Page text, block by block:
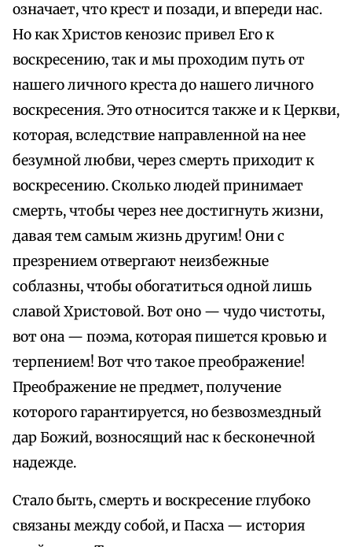
означает, что крест и позади, и впереди нас.
Но как Христов кенозис привел Его к
воскресению, так и мы проходим путь от
нашего личного креста до нашего личного
воскресения. Это относится также и к Церкви,
которая, вследствие направленной на нее
безумной любви, через смерть приходит к
воскресению. Сколько людей принимает
смерть, чтобы через нее достигнуть жизни,
давая тем самым жизнь другим! Они с
презрением отвергают неизбежные
соблазны, чтобы обогатиться одной лишь
славой Христовой. Вот оно — чудо чистоты,
вот она — поэма, которая пишется кровью и
терпением! Вот что такое преображение!
Преображение не предмет, получение
которого гарантируется, но безвозмездный
дар Божий, возносящий нас к бесконечной
надежде.
Стало быть, смерть и воскресение глубоко
связаны между собой, и Пасха — история